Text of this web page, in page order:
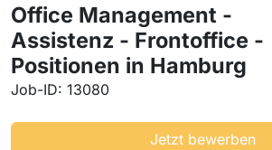
Office Management -
Assistenz - Frontoffice -
Positionen in Hamburg
Job-ID: 13080
Jetzt bewerben